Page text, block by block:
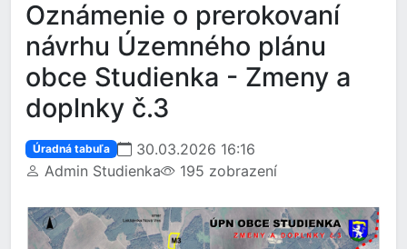
Oznámenie o prerokovaní
návrhu Územného plánu
obce Studienka - Zmeny a
doplnky č.3
Úradná tabuľa
30.03.2026 16:16
Admin Studienka
195 zobrazení